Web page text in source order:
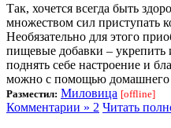
Так, хочется всегда быть
множеством сил приступать
Необязательно для этого
пищевые добавки –
поднять себе настроение и
можно с помощью домашнего
Разместил: Миловица [offline]
Комментарии » 2 Читать